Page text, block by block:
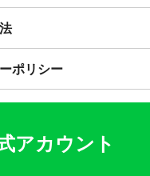
ポリシー
アカウント